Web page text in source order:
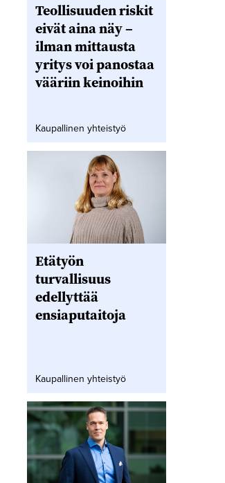
Teollisuuden riskit
eivät aina näy –
ilman mittausta
yritys voi panostaa
vääriin keinoihin
Kaupallinen yhteistyö
Etätyön
turvallisuus
edellyttää
ensiaputaitoja
Kaupallinen yhteistyö